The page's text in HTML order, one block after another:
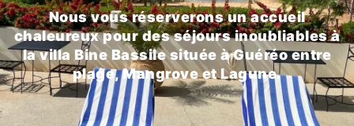
Nous vous réserverons un accueil
chaleureux pour des séjours inoubliables à
la villa Bine Bassile située à Guéréo entre
plage, Mangrove et Lagune.